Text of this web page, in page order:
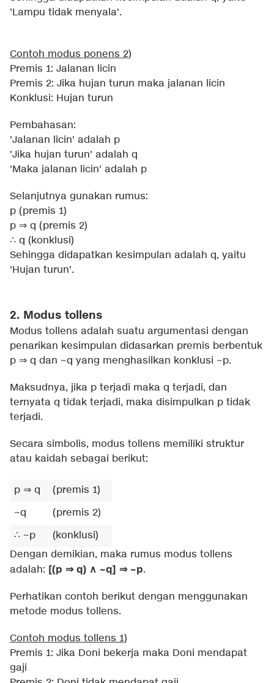
'Lampu tidak menyala'.
Contoh modus ponens 2)
Premis 1: Jalanan licin
Premis 2: Jika hujan turun maka jalanan licin
Konklusi: Hujan turun
Pembahasan:
'Jalanan licin' adalah p
'Jika hujan turun' adalah q
'Maka jalanan licin' adalah p
Selanjutnya gunakan rumus:
p (premis 1)
p ⇒ q (premis 2)
∴ q (konklusi)
Sehingga didapatkan kesimpulan adalah q, yaitu
'Hujan turun'.
2. Modus tollens
Modus tollens adalah suatu argumentasi dengan
penarikan kesimpulan didasarkan premis berbentuk
p ⇒ q dan ~q yang menghasilkan konklusi ~p.
Maksudnya, jika p terjadi maka q terjadi, dan
ternyata q tidak terjadi, maka disimpulkan p tidak
terjadi.
Secara simbolis, modus tollens memiliki struktur
atau kaidah sebagai berikut:
p ⇒ q
(premis 1)
~q
(premis 2)
∴ ~p
(konklusi)
Dengan demikian, maka rumus modus tollens
adalah: [(p ⇒ q) ∧ ~q] ⇒ ~p.
Perhatikan contoh berikut dengan menggunakan
metode modus tollens.
Contoh modus tollens 1)
Premis 1: Jika Doni bekerja maka Doni mendapat
gaji